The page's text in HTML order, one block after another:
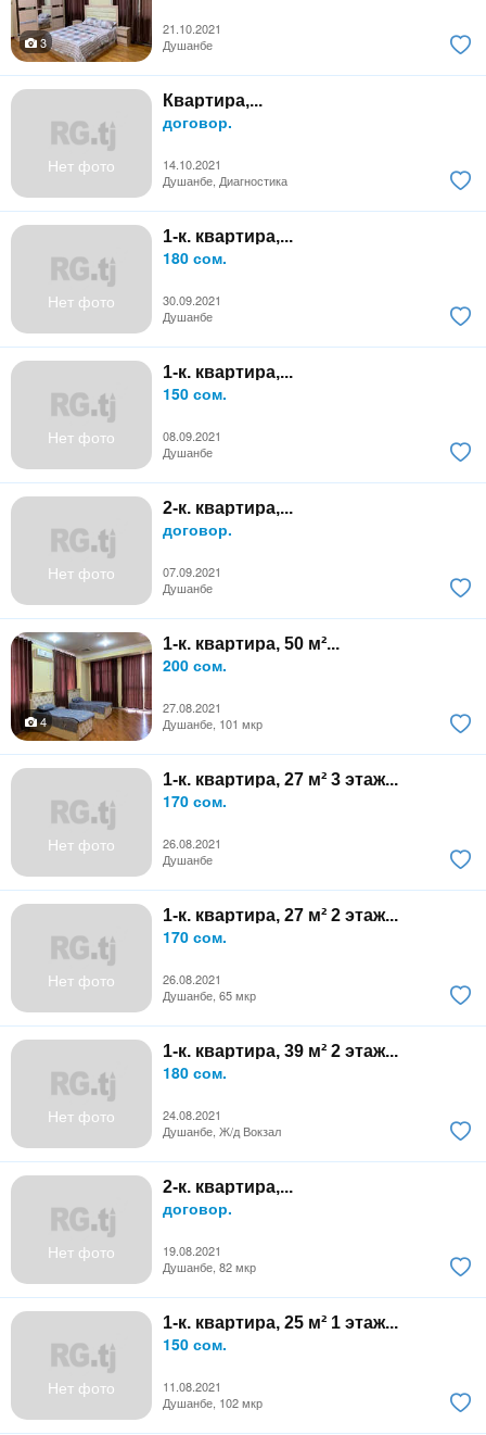
21.10.2021
3
Душанбе
Нет фото
Квартира,...
договор.
14.10.2021
Душанбе, Диагностика
Нет фото
1-к. квартира,...
180 сом.
30.09.2021
Душанбе
Нет фото
1-к. квартира,...
150 сом.
08.09.2021
Душанбе
Нет фото
2-к. квартира,...
договор.
07.09.2021
Душанбе
1-к. квартира, 50 м²...
200 сом.
27.08.2021
4
Душанбе, 101 мкр
Нет фото
1-к. квартира, 27 м² 3 этаж...
170 сом.
26.08.2021
Душанбе
Нет фото
1-к. квартира, 27 м² 2 этаж...
170 сом.
26.08.2021
Душанбе, 65 мкр
Нет фото
1-к. квартира, 39 м² 2 этаж...
180 сом.
24.08.2021
Душанбе, Ж/д Вокзал
Нет фото
2-к. квартира,...
договор.
19.08.2021
Душанбе, 82 мкр
Нет фото
1-к. квартира, 25 м² 1 этаж...
150 сом.
11.08.2021
Душанбе, 102 мкр